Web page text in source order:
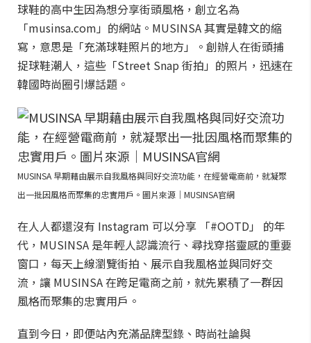
球鞋的高中生因為想分享街頭風格，創立名為
「musinsa.com」的網站。MUSINSA 其實是韓文的縮
寫，意思是「充滿球鞋照片的地方」。創辦人在街頭捕
捉球鞋潮人，這些「Street Snap 街拍」的照片，迅速在
韓國時尚圈引爆話題。
MUSINSA 早期藉由展示自我風格與同好交流功能，在經營電商前，就凝聚
出一批因風格而聚集的忠實用戶。圖片來源｜MUSINSA官網
在人人都還沒有 Instagram 可以分享 「#OOTD」 的年
代，MUSINSA 是年輕人認識流行、尋找穿搭靈感的重要
窗口，每天上線瀏覽街拍、展示自我風格並與同好交
流，讓 MUSINSA 在跨足電商之前，就先累積了一群因
風格而聚集的忠實用戶。
直到今日，即便站內充滿品牌型錄、時尚社論與